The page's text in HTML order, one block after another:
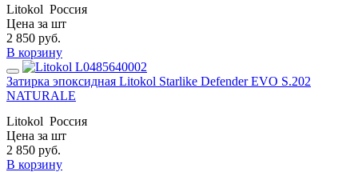
Litokol Россия
Цена за шт
2 850 руб.
В корзину
Затирка эпоксидная Litokol Starlike Defender EVO S.202
NATURALE
Litokol Россия
Цена за шт
2 850 руб.
В корзину